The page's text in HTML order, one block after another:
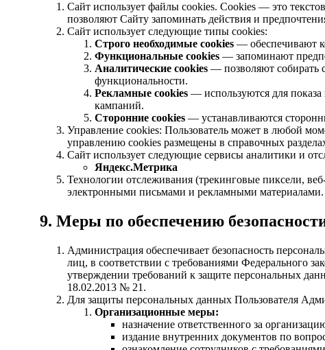
Сайт использует файлы cookies. Cookies — это
позволяют Сайту запоминать действия и
Сайт использует следующие типы cookies:
Строго необходимые cookies — обеспечивают
Функциональные cookies — запоминают
Аналитические cookies — позволяют собирать
функциональности.
Рекламные cookies — используются для
кампаний.
Сторонние cookies — устанавливаются
Управление cookies: Пользователь может в любой
управлению cookies размещены в справочных
Сайт использует следующие сервисы аналитики и
Яндекс.Метрика
Технологии отслеживания (трекинговые пиксели,
электронными письмами и рекламными материалами.
9. Меры по обеспечению
Администрация обеспечивает безопасность
лиц, в соответствии с требованиями Федерального
утверждении требований к защите персональных
18.02.2013 № 21.
Для защиты персональных данных Пользователя
Организационные меры:
назначение ответственного за
издание внутренних документов по